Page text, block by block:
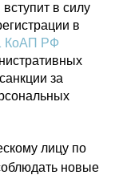
в силу
в
КоАП РФ
за
лицу по
новые